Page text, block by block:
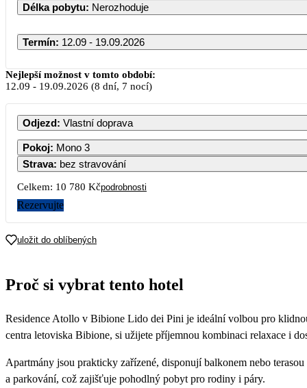
Délka pobytu: Nerozhoduje
Termín: 12.09 - 19.09.2026
PO
7
Nejlepší možnost v tomto období:
12.09 - 19.09.2026 (8 dní, 7 nocí)
Odjezd: Vlastní doprava
Pokoj: Mono 3
Strava: bez stravování
Celkem: 10 780 Kčpodrobnosti
Rezervujte
uložit do oblíbených
Proč si vybrat tento hotel
Residence Atollo v Bibione Lido dei Pini je ideální volbou pro
centra letoviska Bibione, si užijete příjemnou kombinaci relaxace i
Apartmány jsou prakticky zařízené, disponují balkonem nebo
a parkování, což zajišťuje pohodlný pobyt pro rodiny i páry.